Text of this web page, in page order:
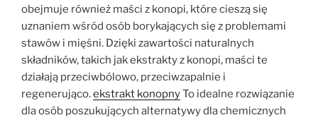
obejmuje również maści z konopi, które cieszą się
uznaniem wśród osób borykających się z problemami
stawów i mięśni. Dzięki zawartości naturalnych
składników, takich jak ekstrakty z konopi, maści te
działają przeciwbólowo, przeciwzapalnie i
regenerująco.ekstrakt konopnyTo idealne rozwiązanie
dla osób poszukujących alternatywy dla chemicznych